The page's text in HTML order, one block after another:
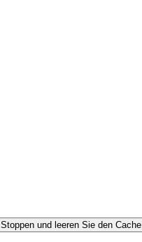
Stoppen und leeren Sie den Cache.